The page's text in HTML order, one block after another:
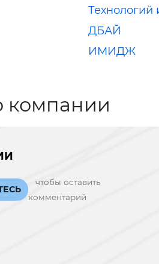
ДБАЙ
ИМИДЖ
компании
чтобы оставить
комментарий